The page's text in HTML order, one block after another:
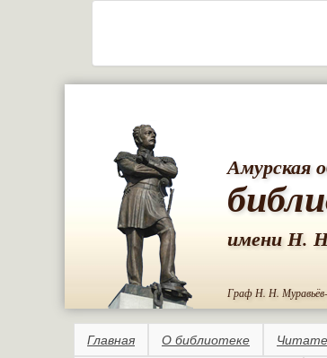
Амурская
имени Н.
Граф Н. Н.
Главная О библиотеке